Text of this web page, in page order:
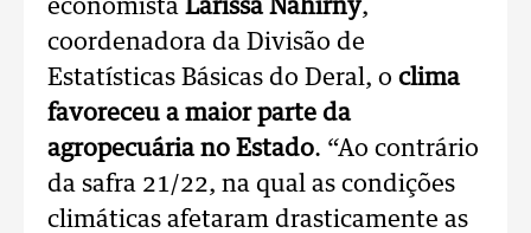
economista Larissa Nahirny,
coordenadora da Divisão de
Estatísticas Básicas do Deral, o clima
favoreceu a maior parte da
agropecuária no Estado. “Ao contrário
da safra 21/22, na qual as condições
climáticas afetaram drasticamente as